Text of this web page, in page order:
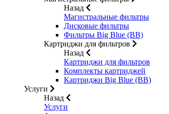
Назад
Магистральные фильтры
Дисковые фильтры
Фильтры Big Blue (BB)
Картриджи для фильтров
Назад
Картриджи для фильтров
Комплекты картриджей
Картриджи Big Blue (BB)
Услуги
Назад
Услуги